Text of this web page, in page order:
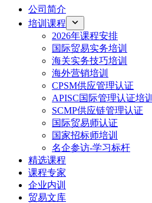
公司简介
培训课程
2026年课程安排
国际贸易实务培训
海关实务技巧培训
海外营销培训
CPSM供应管理认证
APISC国际管理认证培训
SCMP供应链管理认证
国际贸易师认证
国家招标师培训
名企参访-学习标杆
精选课程
课程专家
企业内训
贸易文库